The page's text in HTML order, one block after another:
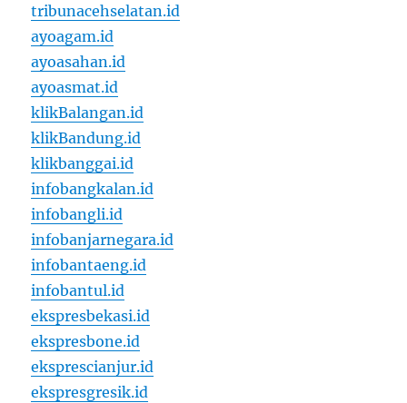
tribunacehselatan.id
ayoagam.id
ayoasahan.id
ayoasmat.id
klikBalangan.id
klikBandung.id
klikbanggai.id
infobangkalan.id
infobangli.id
infobanjarnegara.id
infobantaeng.id
infobantul.id
ekspresbekasi.id
ekspresbone.id
eksprescianjur.id
ekspresgresik.id